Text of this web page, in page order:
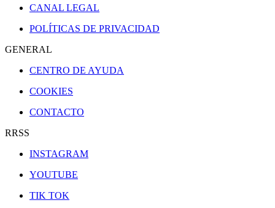
CANAL LEGAL
POLÍTICAS DE PRIVACIDAD
GENERAL
CENTRO DE AYUDA
COOKIES
CONTACTO
RRSS
INSTAGRAM
YOUTUBE
TIK TOK